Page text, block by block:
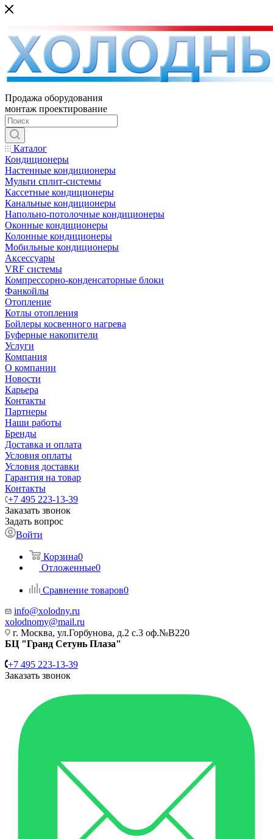
Продажа оборудования
монтаж проектирование
Каталог
Кондиционеры
Настенные кондиционеры
Мульти сплит-системы
Кассетные кондиционеры
Канальные кондиционеры
Напольно-потолочные кондиционеры
Оконные кондиционеры
Колонные кондиционеры
Мобильные кондиционеры
Аксессуары
VRF системы
Компрессорно-конденсаторные блоки
Фанкойлы
Отопление
Котлы отопления
Бойлеры косвенного нагрева
Буферные накопители
Услуги
Компания
О компании
Новости
Карьера
Контакты
Партнеры
Наши работы
Бренды
Доставка и оплата
Условия оплаты
Условия доставки
Гарантия на товар
Контакты
+7 495 223-13-39
Заказать звонок
Задать вопрос
Войти
Корзина0
Отложенные0
Сравнение товаров0
info@xolodny.ru
xolodnomy@mail.ru
г. Москва, ул.Горбунова, д.2 с.3 оф.№В220
БЦ "Гранд Сетунь Плаза"
+7 495 223-13-39
Заказать звонок